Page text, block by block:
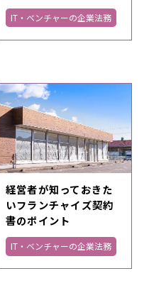
IT・ベンチャーの企業法務
経営者が知っておきた
いフランチャイズ契約
書のポイント
IT・ベンチャーの企業法務